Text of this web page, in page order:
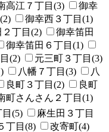
高江７丁目(3)
御幸
御幸西３丁目(1)
丁目(2)
御幸笛田
御幸笛田６丁目(1)
(2)
元三町３丁目(3)
八幡７丁目(3)
八
良町３丁目(2)
良町
町さんさん２丁目(1)
(5)
麻生田３丁目
丁目(8)
改寄町(4)